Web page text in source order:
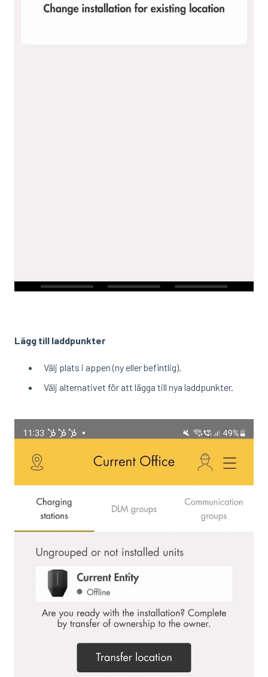
Lägg till laddpunkter
Välj plats i appen (ny eller befintlig).
Välj alternativet för att lägga till nya laddpunkter.